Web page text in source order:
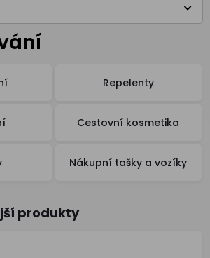
Repelenty
Cestovní kosmetika
Nákupní tašky a vozíky
produkty